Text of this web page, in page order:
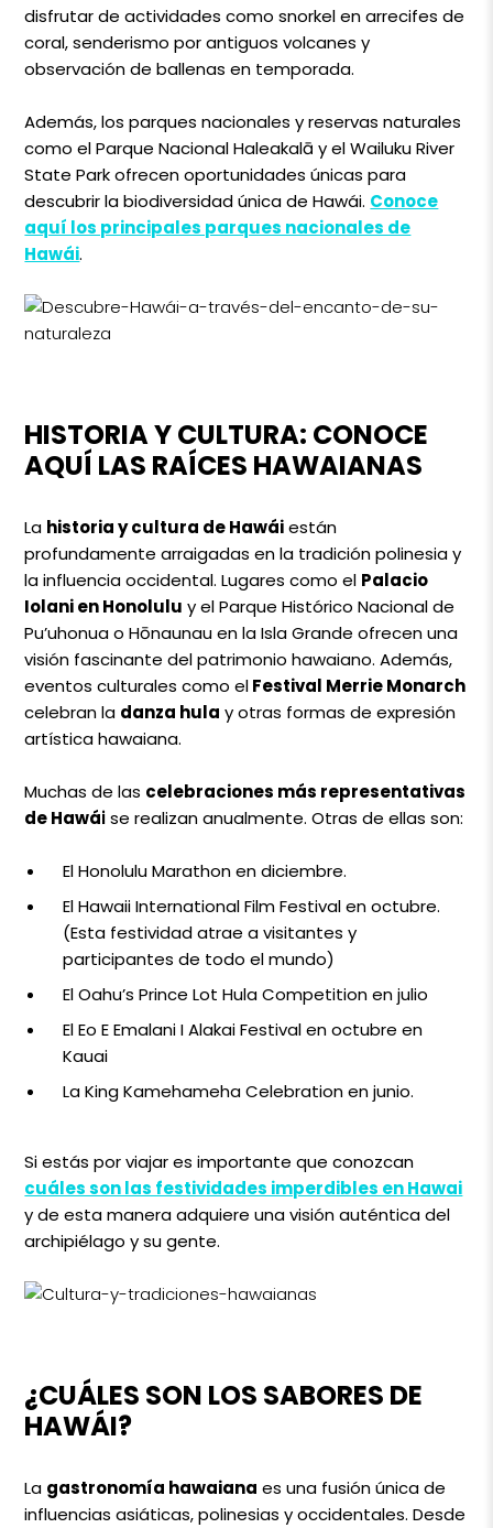
disfrutar de actividades como snorkel en arrecifes de
coral, senderismo por antiguos volcanes y
observación de ballenas en temporada.
Además, los parques nacionales y reservas naturales
como el Parque Nacional Haleakalā y el Wailuku River
State Park ofrecen oportunidades únicas para
descubrir la biodiversidad única de Hawái. Conoce
aquí los principales parques nacionales de
Hawái.
HISTORIA Y CULTURA: CONOCE
AQUÍ LAS RAÍCES HAWAIANAS
La historia y cultura de Hawái están
profundamente arraigadas en la tradición polinesia y
la influencia occidental. Lugares como el Palacio
Iolani en Honolulu y el Parque Histórico Nacional de
Pu’uhonua o Hōnaunau en la Isla Grande ofrecen una
visión fascinante del patrimonio hawaiano. Además,
eventos culturales como elFestival Merrie Monarch
celebran la danza hula y otras formas de expresión
artística hawaiana.
Muchas de las celebraciones más representativas
de Hawáise realizan anualmente. Otras de ellas son:
El Honolulu Marathon en diciembre.
El Hawaii International Film Festival en octubre.
(Esta festividad atrae a visitantes y
participantes de todo el mundo)
El Oahu’s Prince Lot Hula Competition en julio
El Eo E Emalani I Alakai Festival en octubre en
Kauai
La King Kamehameha Celebration en junio.
Si estás por viajar es importante que conozcan
cuáles son las festividades imperdibles en Hawai
y de esta manera adquiere una visión auténtica del
archipiélago y su gente.
¿CUÁLES SON LOS SABORES DE
HAWÁI?
La gastronomía hawaiana es una fusión única de
influencias asiáticas, polinesias y occidentales. Desde